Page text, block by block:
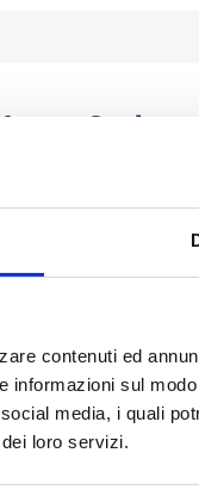
contenuti ed
informazioni sul
media, i quali
loro servizi.
Serie
Anno
Prezzo Copertina
IVA assolta